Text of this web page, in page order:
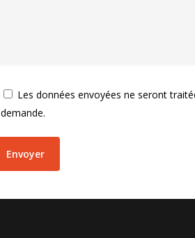
Les données envoyées ne seront
demande.